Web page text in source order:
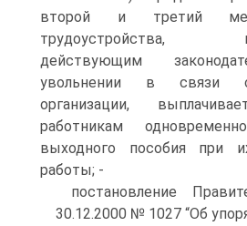
второй и третий
трудоустройства,
действующим
увольнении в связи
организации,
работникам
выходного пособия при
работы; -
постановление
30.12.2000 № 1027 “Об